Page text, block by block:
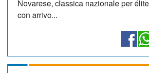
Novarese, classica nazionale per
con arrivo...